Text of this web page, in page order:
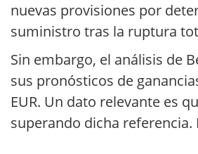
nuevas provisiones por
suministro tras la ruptura
Sin embargo, el análisis de
sus pronósticos de
EUR. Un dato relevante es
superando dicha